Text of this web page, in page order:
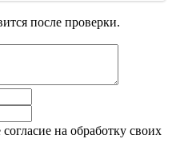
после проверки.
на обработку своих